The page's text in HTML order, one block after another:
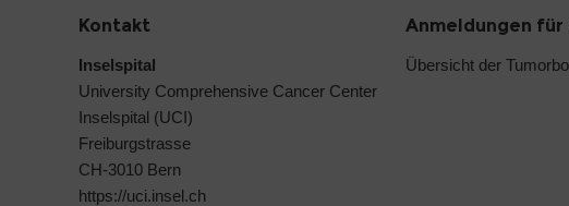
Kontakt
Inselspital
University Comprehensive Cancer Center
Inselspital (UCI)
Freiburgstrasse
CH-3010 Bern
https://uci.insel.ch
Anmeldungen für
Übersicht der